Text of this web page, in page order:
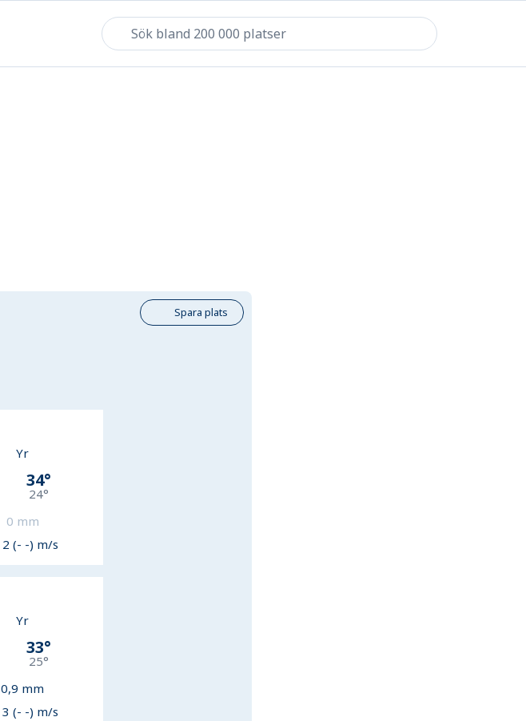
Spara plats
Yr
34°
24°
0 mm
2 (- -) m/s
Yr
33°
25°
0,9 mm
3 (- -) m/s